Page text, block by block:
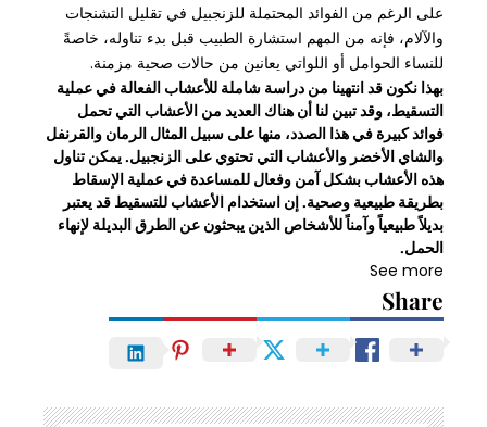
على الرغم من الفوائد المحتملة للزنجبيل في تقليل التشنجات
والآلام، فإنه من المهم استشارة الطبيب قبل بدء تناوله، خاصةً
للنساء الحوامل أو اللواتي يعانين من حالات صحية مزمنة.
بهذا نكون قد انتهينا من دراسة شاملة للأعشاب الفعالة في عملية
التسقيط، وقد تبين لنا أن هناك العديد من الأعشاب التي تحمل
فوائد كبيرة في هذا الصدد، منها على سبيل المثال الرمان والقرنفل
والشاي الأخضر والأعشاب التي تحتوي على الزنجبيل. يمكن تناول
هذه الأعشاب بشكل آمن وفعال للمساعدة في عملية الإسقاط
بطريقة طبيعية وصحية. إن استخدام الأعشاب للتسقيط قد يعتبر
بديلاً طبيعياً وآمناً للأشخاص الذين يبحثون عن الطرق البديلة لإنهاء
الحمل.
See more
Share